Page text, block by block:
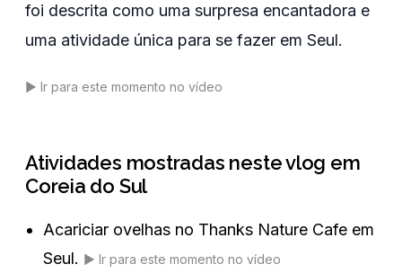
foi descrita como uma surpresa encantadora e
uma atividade única para se fazer em Seul.
▶️ Ir para este momento no vídeo
Atividades mostradas neste vlog em
Coreia do Sul
Acariciar ovelhas no Thanks Nature Cafe em
Seul. ▶️ Ir para este momento no vídeo